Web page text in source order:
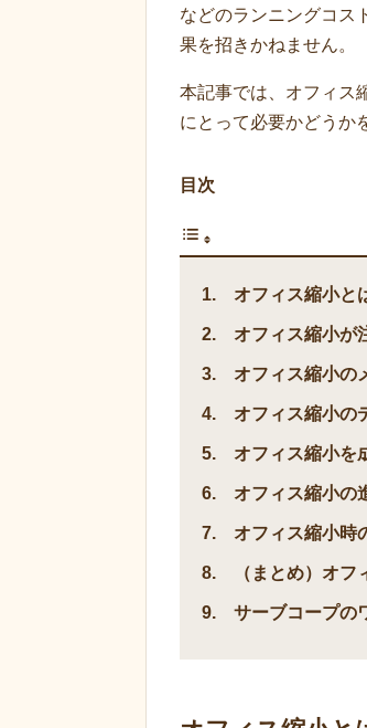
などのランニングコス
果を招きかねません。
本記事では、オフィス
にとって必要かどうか
目次
オフィス縮小と
オフィス縮小が
オフィス縮小の
オフィス縮小の
オフィス縮小を
オフィス縮小の
オフィス縮小時
（まとめ）オ
サーブコープの